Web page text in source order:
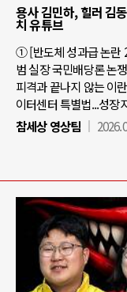
용사 김민하, 힐러 김
치 유튜브
① [반도체 성과급 논란
범 실장 국민배당론 논
피격과 끝나지 않는 이
이터센터 특별법...성장
참세상 영상팀